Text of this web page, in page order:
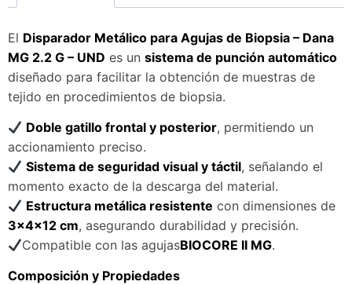
El Disparador Metálico para Agujas de Biopsia – Dana
MG 2.2 G – UND es un sistema de punción automático
diseñado para facilitar la obtención de muestras de
tejido en procedimientos de biopsia.
Doble gatillo frontal y posterior, permitiendo un
accionamiento preciso.
Sistema de seguridad visual y táctil, señalando el
momento exacto de la descarga del material.
Estructura metálica resistente con dimensiones de
3x4x12 cm, asegurando durabilidad y precisión.
Compatible con las agujasBIOCORE II MG.
Composición y Propiedades